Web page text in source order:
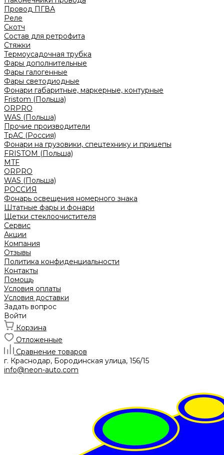
Провод ПГВА
Реле
Скотч
Состав для ретрофита
Стяжки
Термоусадочная трубка
Фары дополнительные
Фары галогенные
Фары светодиодные
Фонари габаритные, маркерные, контурные
Fristom (Польша)
ORPRO
WAS (Польша)
Прочие производители
ТрАС (Россия)
Фонари на грузовики, спецтехнику и прицепы
FRISTOM (Польша)
MTF
ORPRO
WAS (Польша)
РОССИЯ
Фонарь освещения номерного знака
Штатные фары и фонари
Щетки стеклоочистителя
Сервис
Акции
Компания
Отзывы
Политика конфиденциальности
Контакты
Помощь
Условия оплаты
Условия доставки
Задать вопрос
Войти
Корзина
Отложенные
Сравнение товаров
г. Краснодар, Бородинская улица, 156/15
info@neon-auto.com